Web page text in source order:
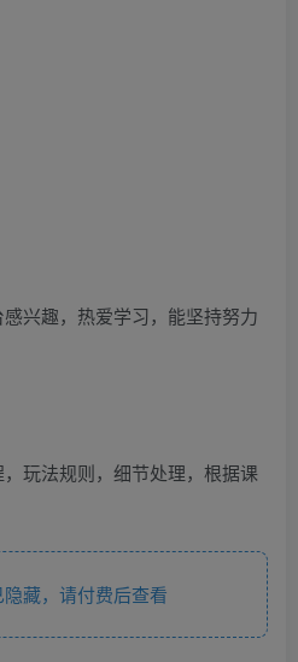
兴趣，热爱学习，能坚持努力
玩法规则，细节处理，根据课
藏，请付费后查看